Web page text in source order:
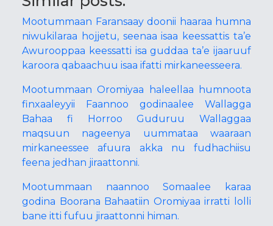
Mootummaan Faransaay doonii haaraa humna
niwukilaraa hojjetu, seenaa isaa keessattis ta’e
Awurooppaa keessatti isa guddaa ta’e ijaaruuf
karoora qabaachuu isaa ifatti mirkaneesseera.
Mootummaan Oromiyaa haleellaa humnoota
finxaaleyyii Faannoo godinaalee Wallagga
Bahaa fi Horroo Guduruu Wallaggaa
maqsuun nageenya uummataa waaraan
mirkaneessee afuura akka nu fudhachiisu
feena jedhan jiraattonni.
Mootummaan naannoo Somaalee karaa
godina Boorana Bahaatiin Oromiyaa irratti lolli
bane itti fufuu jiraattonni himan.